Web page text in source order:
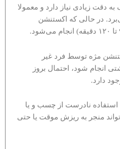
به دقت زیادی نیاز دارد و معمولا
زمان می‌برد. در حالی که اکستنشن
مژه توسط فرد غیر
انجام شود، احتمال بروز
دارد.
استفاده نادرست از چسب و یا
منجر به ریزش موقت یا حتی